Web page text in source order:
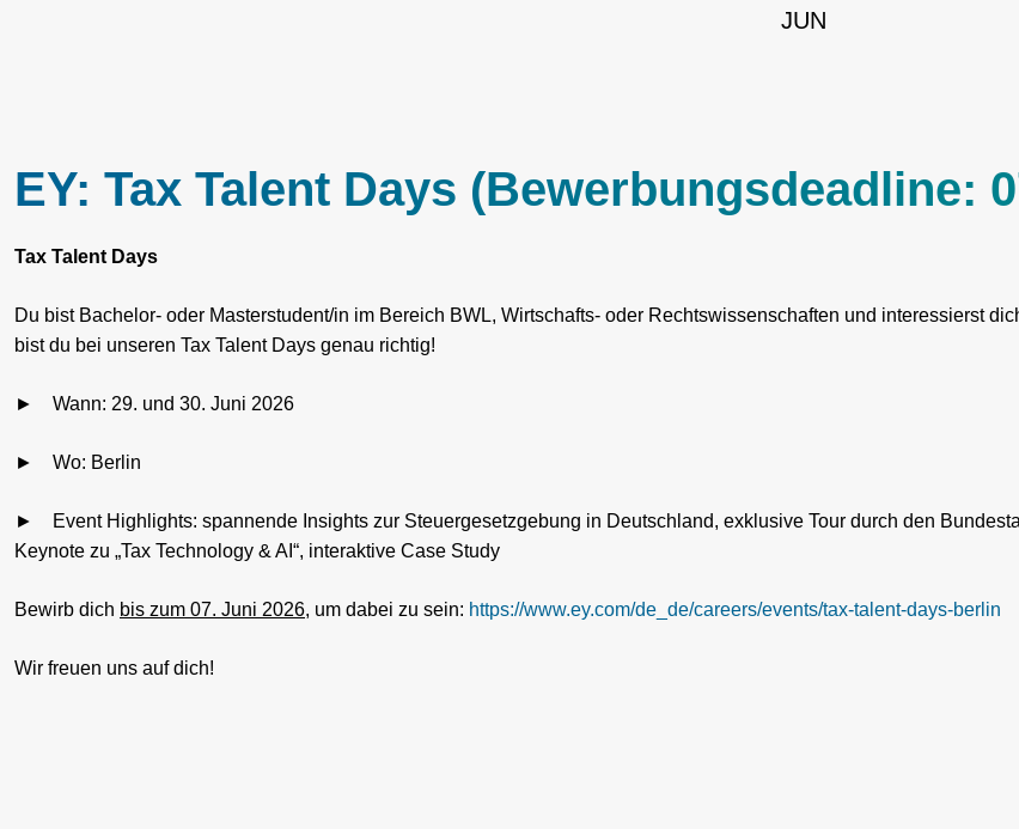
JUN
EY: Tax Talent Days (Bewerbungsdeadline:
Tax Talent Days
Du bist Bachelor- oder Masterstudent/in im Bereich BWL, Wirtschafts- oder Rechtswissenschaften und interessierst
bist du bei unseren Tax Talent Days genau richtig!
► Wann: 29. und 30. Juni 2026
► Wo: Berlin
►
Event Highlights: spannende Insights zur Steuergesetzgebung in Deutschland, exklusive Tour durch den
Keynote zu „Tax Technology & AI“, interaktive Case Study
Bewirb dich bis zum 07. Juni 2026, um dabei zu sein: https://www.ey.com/de_de/careers/events/tax-talent-days-berlin
Wir freuen uns auf dich!